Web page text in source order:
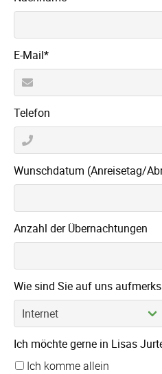
Pflichtfeld
E-Mail*
Telefon
Pflichtfeld
Wunschdatum (Anreisetag/
Anzahl der Übernachtungen
Wie sind Sie auf uns
Ich möchte gerne in Lisas
Ich komme allein